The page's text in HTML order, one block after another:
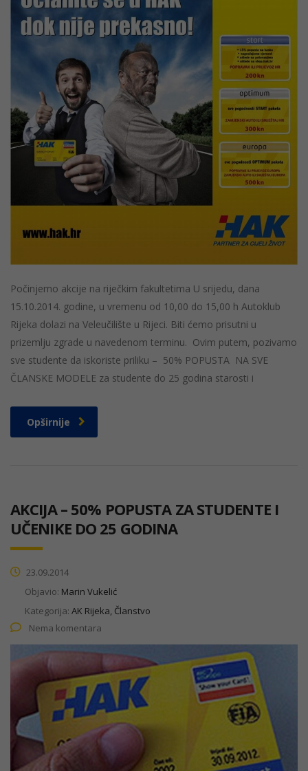
Počinjemo akcije na riječkim fakultetima U srijedu, dana
15.10.2014. godine, u vremenu od 10,00 do 15,00 h Autoklub
Rijeka dolazi na Veleučilište u Rijeci. Biti ćemo prisutni u
prizemlju zgrade u navedenom terminu. Ovim putem, pozivamo
sve studente da iskoriste priliku – 50% POPUSTA NA SVE
ČLANSKE MODELE za studente do 25 godina starosti i
Opširnije
AKCIJA – 50% POPUSTA ZA STUDENTE I
UČENIKE DO 25 GODINA
23.09.2014
Objavio: Marin Vukelić
Kategorija: AK Rijeka, Članstvo
Nema komentara